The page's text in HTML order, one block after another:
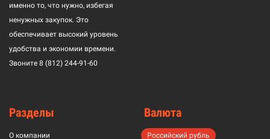
именно то, что нужно, избегая
ненужных закупок. Это
обеспечивает высокий уровень
удобства и экономии времени.
Звоните 8 (812) 244-91-60
Разделы
О компании
Валюта
Российский рубль